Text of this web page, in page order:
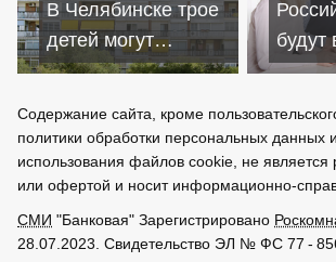
В Челябинске трое
детей могут
лишиться жилья из-
ипотечному кредиту
будут
Содержание сайта, кроме
политики обработки персональных данных
использования файлов cookie, не является
или офертой и носит информационно-
СМИ "Банковая" Зарегистрировано
28.07.2023. Свидетельство ЭЛ № ФС 77 -